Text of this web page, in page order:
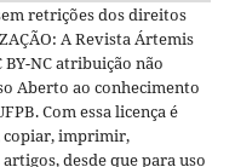
retrições dos direitos
A Revista Ártemis
BY-NC atribuição não
Aberto ao conhecimento
Com essa licença é
copiar, imprimir,
desde que para uso